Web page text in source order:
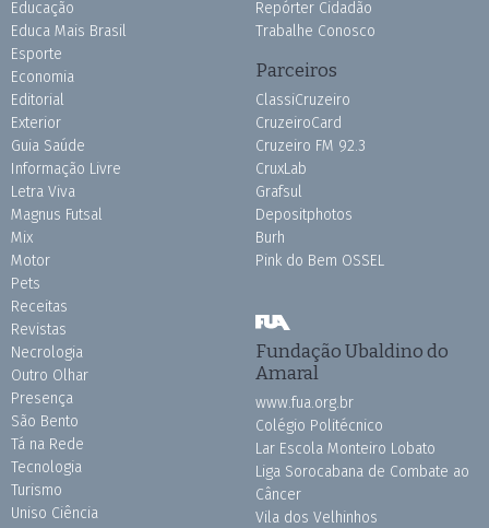
Educação
Educa Mais Brasil
Esporte
Economia
Editorial
Exterior
Guia Saúde
Informação Livre
Letra Viva
Magnus Futsal
Mix
Motor
Pets
Receitas
Revistas
Necrologia
Outro Olhar
Presença
São Bento
Tá na Rede
Tecnologia
Turismo
Uniso Ciência
Repórter Cidadão
Trabalhe Conosco
Parceiros
ClassiCruzeiro
CruzeiroCard
Cruzeiro FM 92.3
CruxLab
Grafsul
Depositphotos
Burh
Pink do Bem OSSEL
Fundação Ubaldino do
Amaral
www.fua.org.br
Colégio Politécnico
Lar Escola Monteiro Lobato
Liga Sorocabana de Combate ao
Câncer
Vila dos Velhinhos